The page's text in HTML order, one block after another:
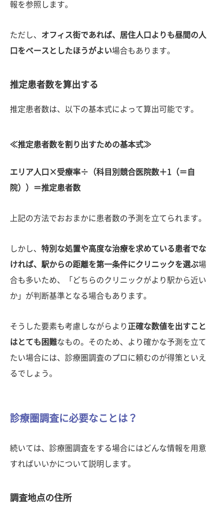
報を参照します。
ただし、 オフィス街であれば、居住人口よりも昼間の人
口をベースとしたほうがよい場合もあります。
推定患者数を算出する
推定患者数は、以下の基本式によって算出可能です。
≪推定患者数を割り出すための基本式≫
エリア人口×受療率÷（科目別競合医院数＋1（＝自
院））＝推定患者数
上記の方法でおおまかに患者数の予測を立てられます。
しかし、 特別な処置や高度な治療を求めている患者でな
ければ、駅からの距離を第一条件にクリニックを選ぶ場
合も多いため、「どちらのクリニックがより駅から近い
か」が判断基準となる場合もあります。
そうした要素も考慮しながらより 正確な数値を出すこと
はとても困難なもの。そのため、より確かな予測を立て
たい場合には、診療圏調査のプロに頼むのが得策といえ
るでしょう。
診療圏調査に必要なことは？
続いては、診療圏調査をする場合にはどんな情報を用意
すればいいかについて説明します。
調査地点の住所